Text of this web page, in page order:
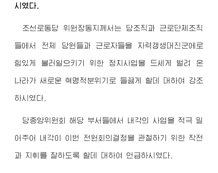
시였다.
조선로동당 위원장동지 께서는 당조직과 근로단체조직
들에서 전체 당원들과 근로자들을 자력갱생대진군에로
힘있게 불러일으키기 위한 정치사업을 드세게 벌려 온
나라가 새로운 혁명적분위기로 들끓게 할데 대하여 강조
하시였다.
당중앙위원회 해당 부서들에서 내각의 사업을 적극 밀
어주어 내각이 이번 전원회의결정을 관철하기 위한 작전
과 지휘를 잘하도록 할데 대하여 언급하시였다.